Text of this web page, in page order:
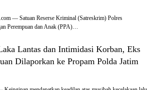
— Satuan Reserse Kriminal (Satreskrim) Polres
Perempuan dan Anak (PPA)…
Lantas dan Intimidasi Korban, Eks
Dilaporkan ke Propam Polda Jatim